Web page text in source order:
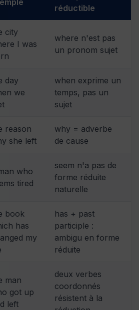
réductible
city
I was
where n'est pas
un pronom sujet
day
we
when exprime un
temps, pas un
sujet
reason
she left
why = adverbe
de cause
who
tired
seem n'a pas de
forme réduite
naturelle
book
has
my
has + past
participle :
ambigu en forme
réduite
man
got up
left
deux verbes
coordonnés
résistent à la